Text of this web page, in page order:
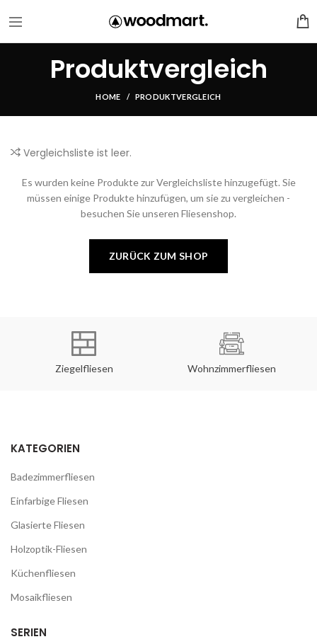
Produktvergleich
HOME PRODUKTVERGLEICH
Vergleichsliste ist leer.
Es wurden keine Produkte zur Vergleichsliste hinzugefügt. Sie
müssen einige Produkte hinzufügen, um sie zu vergleichen -
besuchen Sie unseren Fliesenshop.
ZURÜCK ZUM SHOP
Ziegelfliesen Wohnzimmerfliesen
KATEGORIEN
Badezimmerfliesen
Einfarbige Fliesen
Glasierte Fliesen
Holzoptik-Fliesen
Küchenfliesen
Mosaikfliesen
SERIEN